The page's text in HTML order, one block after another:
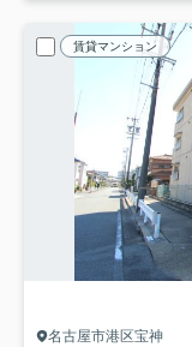
賃貸マンション
名古屋市港区宝神